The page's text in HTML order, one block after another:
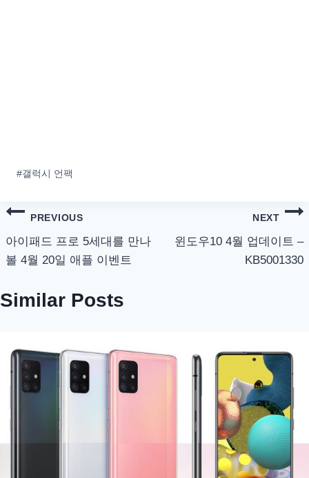
Post
#갤럭시 언팩
글
탐
PREVIOUS
아이패드 프로 5세대를 만나
볼 4월 20일 애플 이벤트
NEXT
윈도우10 4월 업데이트 –
KB5001330
Similar Posts